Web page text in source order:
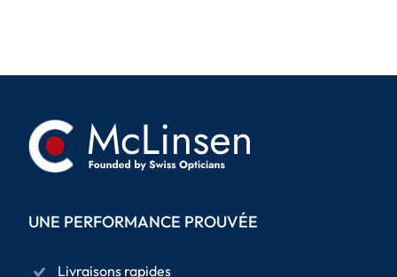
UNE PERFORMANCE PROUVÉE
Livraisons rapides